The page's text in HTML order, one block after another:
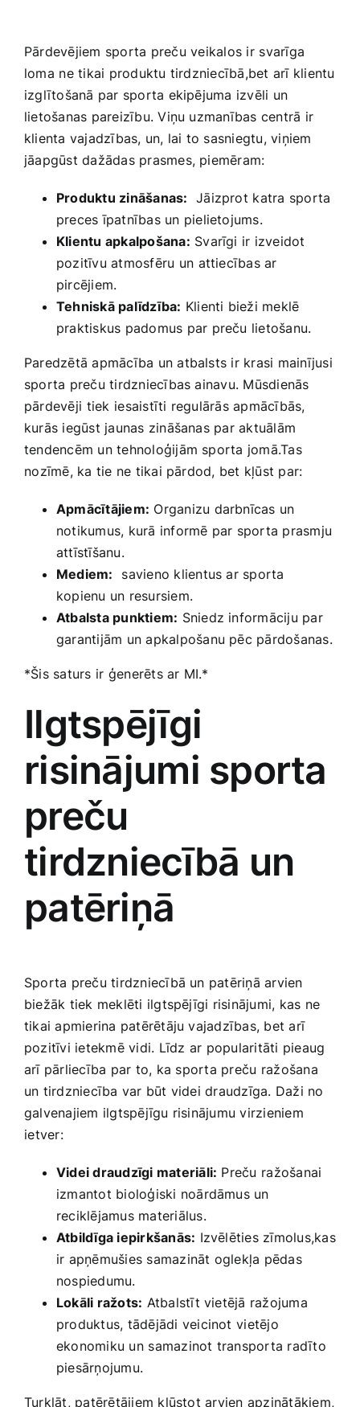
Pārdevējiem sporta‍ preču⁣ veikalos ir⁢ svarīga
loma⁤ ne tikai produktu ‍tirdzniecībā,bet arī klientu
izglītošanā par‍ sporta ekipējuma ‍izvēli‍ un
lietošanas pareizību. Viņu uzmanības centrā ir‍
klienta vajadzības, un, lai to sasniegtu, viņiem
jāapgūst dažādas prasmes, piemēram:
Produktu zināšanas: ‌ Jāizprot ⁤katra sporta
preces īpatnības un pielietojums.
Klientu ‍apkalpošana: Svarīgi ir ‍izveidot
pozitīvu atmosfēru ⁢un attiecības ar
pircējiem.
Tehniskā ‌palīdzība: Klienti bieži meklē
praktiskus padomus par preču lietošanu.
Paredzētā apmācība un atbalsts ir krasi mainījusi
sporta preču tirdzniecības ainavu. Mūsdienās
pārdevēji ⁢tiek⁢ iesaistīti regulārās apmācībās,⁣
kurās ​iegūst jaunas ​zināšanas par aktuālām
tendencēm un tehnoloģijām sporta jomā.Tas
⁤nozīmē, ka tie ne tikai pārdod, bet kļūst par:
Apmācītājiem: Organizu darbnīcas un
notikumus, kurā informē par sporta prasmju
‌attīstīšanu.
Mediem: ⁢ savieno klientus ar sporta
kopienu un resursiem.
Atbalsta punktiem: Sniedz informāciju par
garantijām un apkalpošanu pēc pārdošanas.
*Šis saturs ir ⁢ģenerēts ar MI.*
Ilgtspējīgi
risinājumi sporta
preču⁢
tirdzniecībā un
patēriņā
Sporta preču tirdzniecībā un patēriņā arvien
biežāk tiek meklēti​ ilgtspējīgi risinājumi, kas ne
tikai apmierina patērētāju vajadzības, bet arī‍
pozitīvi‍ ietekmē ​vidi. Līdz ar⁤ popularitāti pieaug​
arī pārliecība par to,⁣ ka sporta preču ⁤ražošana
un tirdzniecība var būt videi draudzīga. Daži no
galvenajiem ilgtspējīgu risinājumu virzieniem
⁣ietver:
Videi draudzīgi materiāli: Preču ⁤ražošanai
‌izmantot bioloģiski noārdāmus un
reciklējamus materiālus.
Atbildīga iepirkšanās: ​Izvēlēties zīmolus,kas‍
ir apņēmušies samazināt oglekļa pēdas
nospiedumu.
Lokāli ražots: Atbalstīt vietējā ražojuma‌
produktus, tādējādi veicinot ⁤vietējo
ekonomiku un ⁣samazinot ​transporta radīto
piesārņojumu.
Turklāt, patērētājiem kļūstot arvien apzinātākiem,